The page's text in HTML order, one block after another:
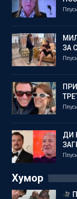
ЗА
ДИ
Хумор